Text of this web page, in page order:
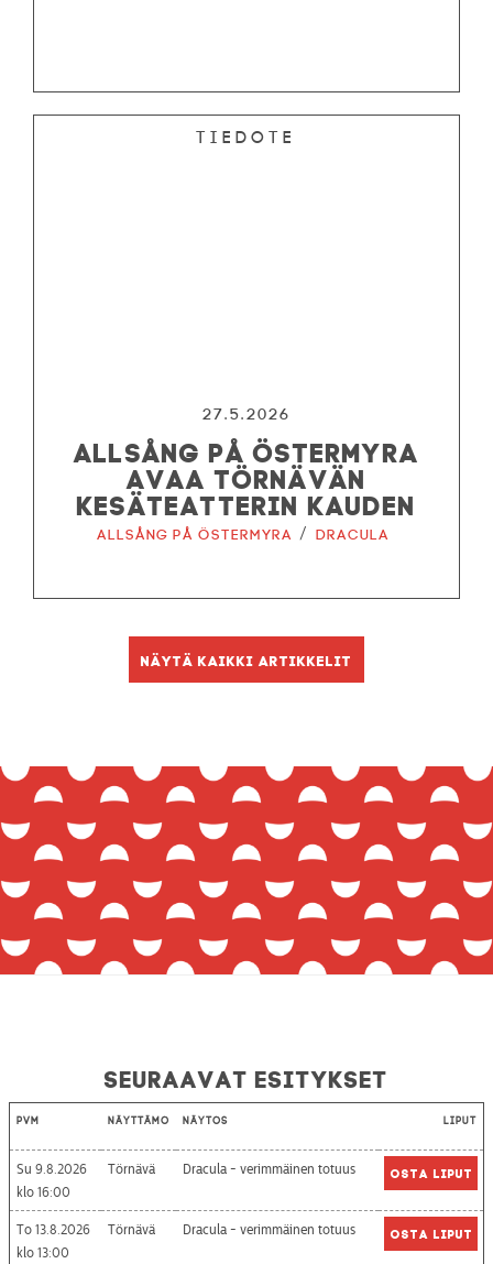
Tiedote
27.5.2026
ALLSÅNG PÅ ÖSTERMYRA
AVAA TÖRNÄVÄN
KESÄTEATTERIN KAUDEN
Allsång på Östermyra / Dracula
Näytä kaikki artikkelit
Seuraavat esitykset
Pvm Näyttämö Näytös Liput
Su 9.8.2026
16:00
Törnävä Dracula - verimmäinen totuus Osta liput
To 13.8.2026
13:00
Törnävä Dracula - verimmäinen totuus Osta liput